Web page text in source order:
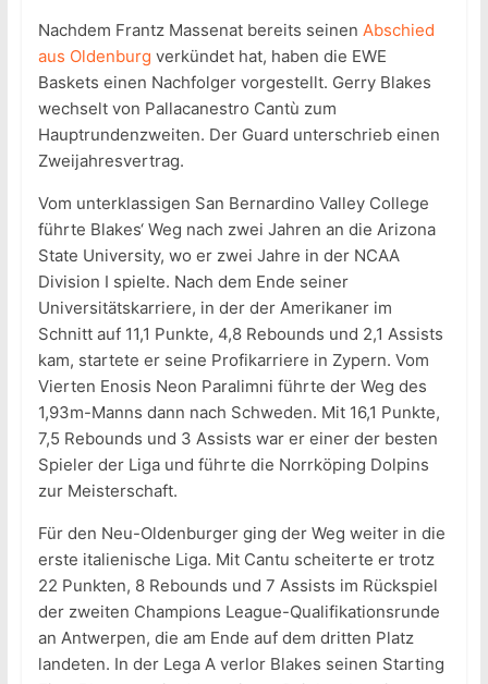
Nachdem Frantz Massenat bereits seinen Abschied
aus Oldenburg verkündet hat, haben die EWE
Baskets einen Nachfolger vorgestellt. Gerry Blakes
wechselt von Pallacanestro Cantù zum
Hauptrundenzweiten. Der Guard unterschrieb einen
Zweijahresvertrag.
Vom unterklassigen San Bernardino Valley College
führte Blakes‘ Weg nach zwei Jahren an die Arizona
State University, wo er zwei Jahre in der NCAA
Division I spielte. Nach dem Ende seiner
Universitätskarriere, in der der Amerikaner im
Schnitt auf 11,1 Punkte, 4,8 Rebounds und 2,1 Assists
kam, startete er seine Profikarriere in Zypern. Vom
Vierten Enosis Neon Paralimni führte der Weg des
1,93m-Manns dann nach Schweden. Mit 16,1 Punkte,
7,5 Rebounds und 3 Assists war er einer der besten
Spieler der Liga und führte die Norrköping Dolpins
zur Meisterschaft.
Für den Neu-Oldenburger ging der Weg weiter in die
erste italienische Liga. Mit Cantu scheiterte er trotz
22 Punkten, 8 Rebounds und 7 Assists im Rückspiel
der zweiten Champions League-Qualifikationsrunde
an Antwerpen, die am Ende auf dem dritten Platz
landeten. In der Lega A verlor Blakes seinen Starting